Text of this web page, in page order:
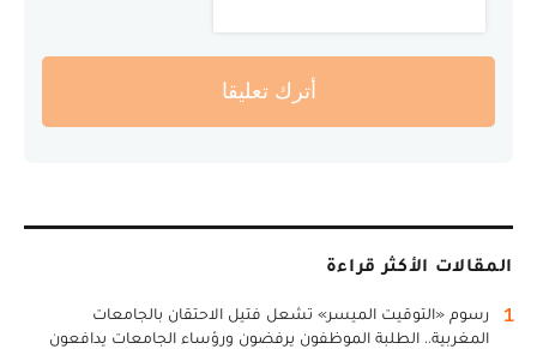
أترك تعليقا
المقالات الأكثر قراءة
1
رسوم «التوقيت الميسر» تشعل فتيل الاحتقان بالجامعات
المغربية.. الطلبة الموظفون يرفضون ورؤساء الجامعات يدافعون